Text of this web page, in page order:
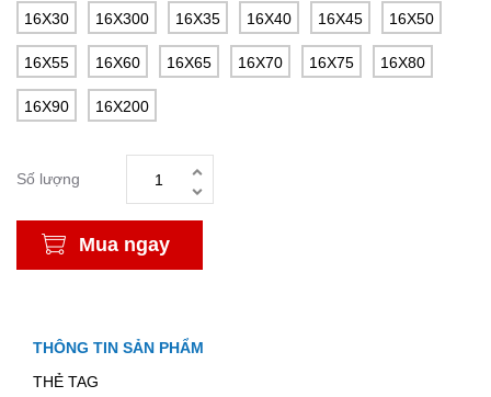
16X30 16X300 16X35 16X40 16X45 16X50
16X55 16X60 16X65 16X70 16X75 16X80
16X90 16X200
Số lượng
Mua ngay
THÔNG TIN SẢN PHẨM
THẺ TAG